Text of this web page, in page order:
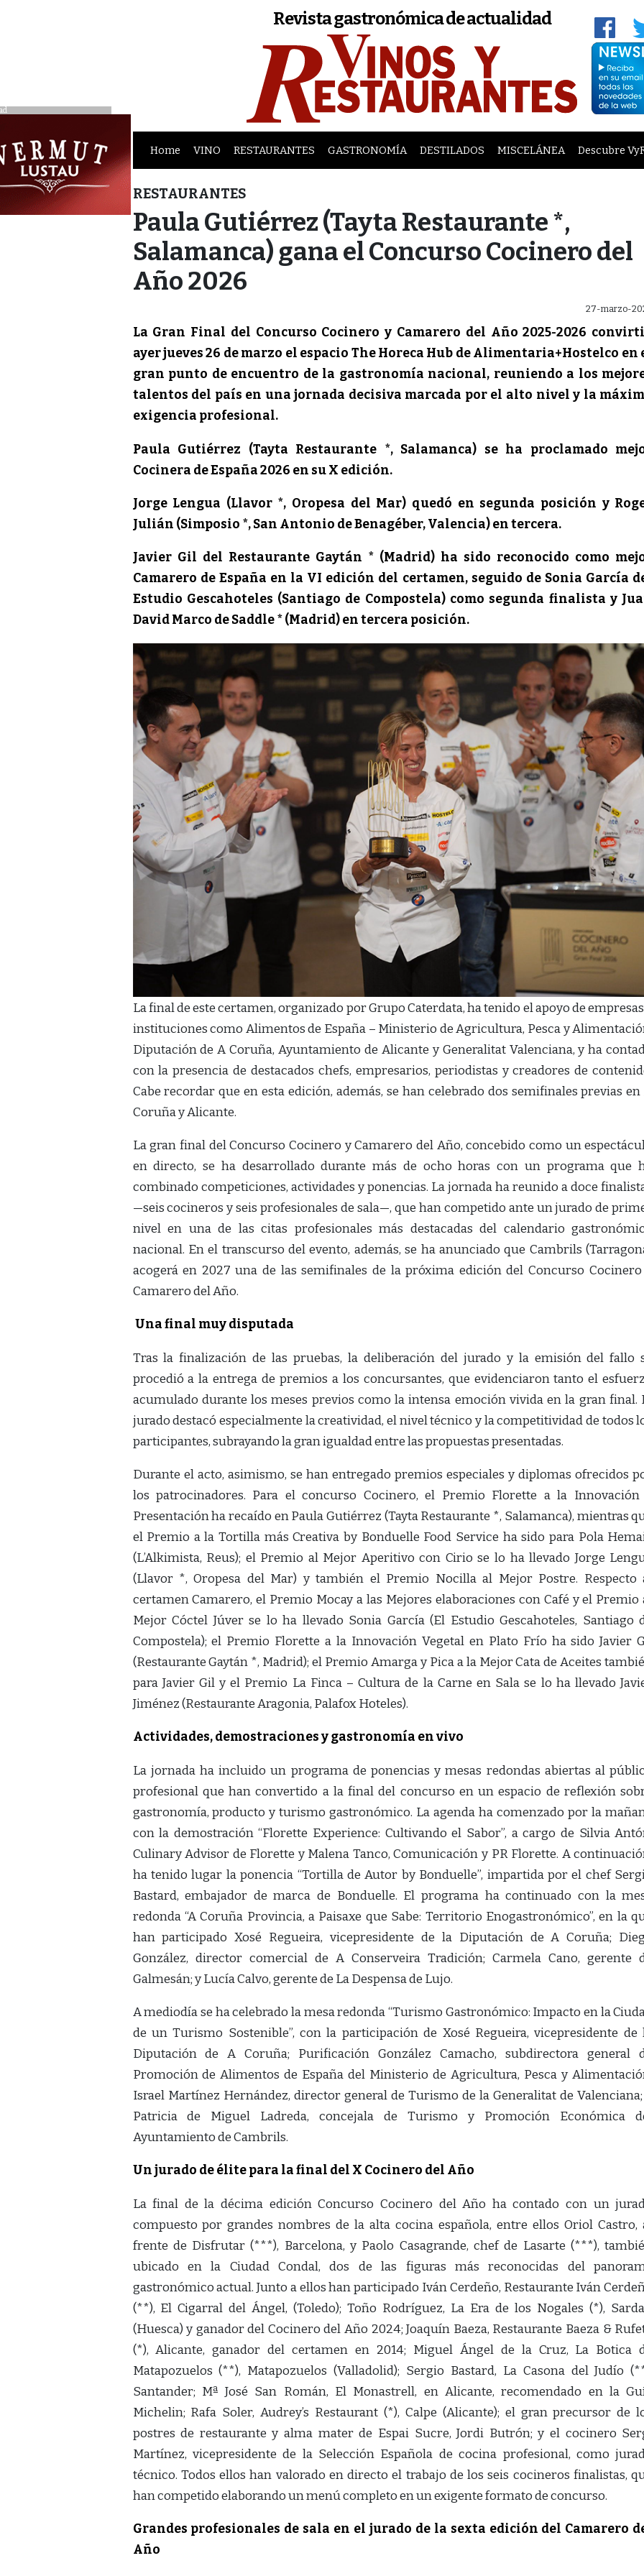
Revista gastronómica de actualidad
Home VINO RESTAURANTES GASTRONOMÍA DESTILADOS MISCELÁNEA Descubre
RESTAURANTES
Paula Gutiérrez (Tayta Restaurante *,
Salamanca) gana el Concurso Cocinero del
Año 2026
27-marzo-
La Gran Final del Concurso Cocinero y Camarero del Año 2025-2026
ayer jueves 26 de marzo el espacio The Horeca Hub de Alimentaria+Hostelco en
gran punto de encuentro de la gastronomía nacional, reuniendo a los
talentos del país en una jornada decisiva marcada por el alto nivel y la
exigencia profesional.
Paula Gutiérrez (Tayta Restaurante *, Salamanca) se ha proclamado
Cocinera de España 2026 en su X edición.
Jorge Lengua (Llavor *, Oropesa del Mar) quedó en segunda posición y
Julián (Simposio *, San Antonio de Benagéber, Valencia) en tercera.
Javier Gil del Restaurante Gaytán * (Madrid) ha sido reconocido como
Camarero de España en la VI edición del certamen, seguido de Sonia García
Estudio Gescahoteles (Santiago de Compostela) como segunda finalista y
David Marco de Saddle * (Madrid) en tercera posición.
La final de este certamen, organizado por Grupo Caterdata, ha tenido el apoyo de
instituciones como Alimentos de España – Ministerio de Agricultura, Pesca y
Diputación de A Coruña, Ayuntamiento de Alicante y Generalitat Valenciana, y ha
con la presencia de destacados chefs, empresarios, periodistas y creadores de
Cabe recordar que en esta edición, además, se han celebrado dos semifinales previas en
Coruña y Alicante.
La gran final del Concurso Cocinero y Camarero del Año, concebido como un
en directo, se ha desarrollado durante más de ocho horas con un programa que
combinado competiciones, actividades y ponencias. La jornada ha reunido a doce
—seis cocineros y seis profesionales de sala—, que han competido ante un jurado de
nivel en una de las citas profesionales más destacadas del calendario
nacional. En el transcurso del evento, además, se ha anunciado que Cambrils
acogerá en 2027 una de las semifinales de la próxima edición del Concurso
Camarero del Año.
Una final muy disputada
Tras la finalización de las pruebas, la deliberación del jurado y la emisión del fallo
procedió a la entrega de premios a los concursantes, que evidenciaron tanto el
acumulado durante los meses previos como la intensa emoción vivida en la gran final.
jurado destacó especialmente la creatividad, el nivel técnico y la competitividad de todos
participantes, subrayando la gran igualdad entre las propuestas presentadas.
Durante el acto, asimismo, se han entregado premios especiales y diplomas ofrecidos
los patrocinadores. Para el concurso Cocinero, el Premio Florette a la
Presentación ha recaído en Paula Gutiérrez (Tayta Restaurante *, Salamanca), mientras
el Premio a la Tortilla más Creativa by Bonduelle Food Service ha sido para Pola
(L’Alkimista, Reus); el Premio al Mejor Aperitivo con Cirio se lo ha llevado Jorge
(Llavor *, Oropesa del Mar) y también el Premio Nocilla al Mejor Postre. Respecto
certamen Camarero, el Premio Mocay a las Mejores elaboraciones con Café y el Premio
Mejor Cóctel Júver se lo ha llevado Sonia García (El Estudio Gescahoteles, Santiago
Compostela); el Premio Florette a la Innovación Vegetal en Plato Frío ha sido Javier
(Restaurante Gaytán *, Madrid); el Premio Amarga y Pica a la Mejor Cata de Aceites
para Javier Gil y el Premio La Finca – Cultura de la Carne en Sala se lo ha llevado
Jiménez (Restaurante Aragonia, Palafox Hoteles).
Actividades, demostraciones y gastronomía en vivo
La jornada ha incluido un programa de ponencias y mesas redondas abiertas al
profesional que han convertido a la final del concurso en un espacio de reflexión
gastronomía, producto y turismo gastronómico. La agenda ha comenzado por la
con la demostración “Florette Experience: Cultivando el Sabor”, a cargo de Silvia
Culinary Advisor de Florette y Malena Tanco, Comunicación y PR Florette. A
ha tenido lugar la ponencia “Tortilla de Autor by Bonduelle”, impartida por el chef
Bastard, embajador de marca de Bonduelle. El programa ha continuado con la
redonda “A Coruña Provincia, a Paisaxe que Sabe: Territorio Enogastronómico”, en la
han participado Xosé Regueira, vicepresidente de la Diputación de A Coruña;
González, director comercial de A Conserveira Tradición; Carmela Cano, gerente
Galmesán; y Lucía Calvo, gerente de La Despensa de Lujo.
A mediodía se ha celebrado la mesa redonda “Turismo Gastronómico: Impacto en la
de un Turismo Sostenible”, con la participación de Xosé Regueira, vicepresidente de
Diputación de A Coruña; Purificación González Camacho, subdirectora general
Promoción de Alimentos de España del Ministerio de Agricultura, Pesca y
Israel Martínez Hernández, director general de Turismo de la Generalitat de
Patricia de Miguel Ladreda, concejala de Turismo y Promoción Económica
Ayuntamiento de Cambrils.
Un jurado de élite para la final del X Cocinero del Año
La final de la décima edición Concurso Cocinero del Año ha contado con un
compuesto por grandes nombres de la alta cocina española, entre ellos Oriol Castro,
frente de Disfrutar (***), Barcelona, y Paolo Casagrande, chef de Lasarte (***),
ubicado en la Ciudad Condal, dos de las figuras más reconocidas del
gastronómico actual. Junto a ellos han participado Iván Cerdeño, Restaurante Iván
(**), El Cigarral del Ángel, (Toledo); Toño Rodríguez, La Era de los Nogales (*),
(Huesca) y ganador del Cocinero del Año 2024; Joaquín Baeza, Restaurante Baeza &
(*), Alicante, ganador del certamen en 2014; Miguel Ángel de la Cruz, La Botica
Matapozuelos (**), Matapozuelos (Valladolid); Sergio Bastard, La Casona del Judío
Santander; Mª José San Román, El Monastrell, en Alicante, recomendado en la
Michelin; Rafa Soler, Audrey’s Restaurant (*), Calpe (Alicante); el gran precursor de
postres de restaurante y alma mater de Espai Sucre, Jordi Butrón; y el cocinero
Martínez, vicepresidente de la Selección Española de cocina profesional, como
técnico. Todos ellos han valorado en directo el trabajo de los seis cocineros finalistas,
han competido elaborando un menú completo en un exigente formato de concurso.
Grandes profesionales de sala en el jurado de la sexta edición del Camarero
Año